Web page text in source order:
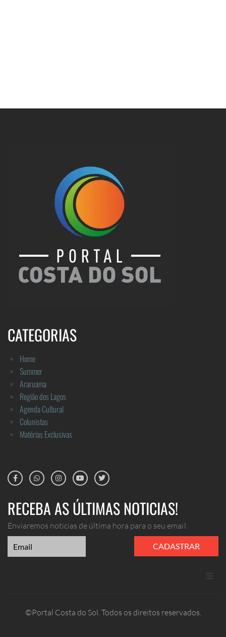
CATEGORIAS
Home
Summer
Araruama
Região dos Lagos
Agenda Cultural
Colunistas
Matérias Exclusivas
RECEBA AS ÚLTIMAS NOTICIAS!
Enviaremos noticias de última hora para o seu email.
CADASTRAR
©Portal Costa do Sol. Todos os direitos reservados.